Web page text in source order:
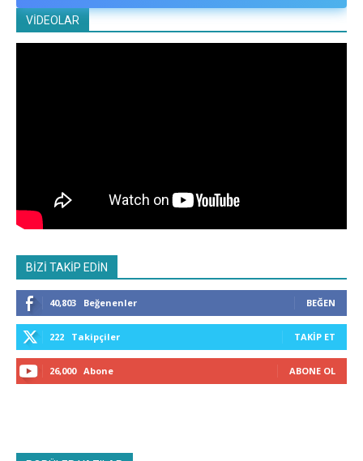
VİDEOLAR
BİZİ TAKİP EDİN
40,803 Beğenenler BEĞEN
222 Takipçiler TAKIP ET
26,000 Abone ABONE OL